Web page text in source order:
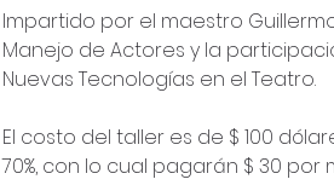
Impartido por el maestro
Manejo de Actores y la
Nuevas Tecnologías en el Teatro.
El costo del taller es de $ 100
70%, con lo cual pagarán $ 30 por